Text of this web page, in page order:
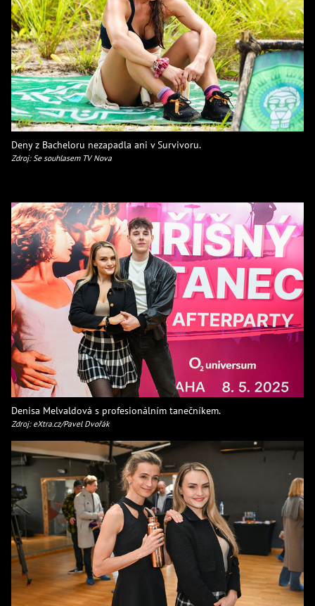
Deny z Bacheloru nezapadla ani v Survivoru.
Zdroj: Se souhlasem TV Nova
Denisa Melvaldová s profesionálním tanečníkem.
Zdroj: eXtra.cz/Pavel Dvořák